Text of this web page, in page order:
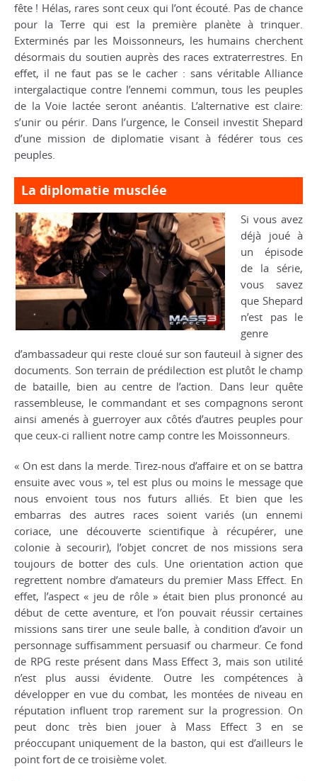
fête ! Hélas, rares sont ceux qui l’ont écouté. Pas de chance
pour la Terre qui est la première planète à trinquer.
Exterminés par les Moissonneurs, les humains cherchent
désormais du soutien auprès des races extraterrestres. En
effet, il ne faut pas se le cacher : sans véritable Alliance
intergalactique contre l’ennemi commun, tous les peuples
de la Voie lactée seront anéantis. L’alternative est claire:
s’unir ou périr. Dans l’urgence, le Conseil investit Shepard
d’une mission de diplomatie visant à fédérer tous ces
peuples.
La diplomatie musclée
Si vous avez
déjà joué à
un épisode
de la série,
vous savez
que Shepard
n’est pas le
genre
d’ambassadeur qui reste cloué sur son fauteuil à signer des
documents. Son terrain de prédilection est plutôt le champ
de bataille, bien au centre de l’action. Dans leur quête
rassembleuse, le commandant et ses compagnons seront
ainsi amenés à guerroyer aux côtés d’autres peuples pour
que ceux-ci rallient notre camp contre les Moissonneurs.
« On est dans la merde. Tirez-nous d’affaire et on se battra
ensuite avec vous », tel est plus ou moins le message que
nous envoient tous nos futurs alliés. Et bien que les
embarras des autres races soient variés (un ennemi
coriace, une découverte scientifique à récupérer, une
colonie à secourir), l’objet concret de nos missions sera
toujours de botter des culs. Une orientation action que
regrettent nombre d’amateurs du premier Mass Effect. En
effet, l’aspect « jeu de rôle » était bien plus prononcé au
début de cette aventure, et l’on pouvait réussir certaines
missions sans tirer une seule balle, à condition d’avoir un
personnage suffisamment persuasif ou charmeur. Ce fond
de RPG reste présent dans Mass Effect 3, mais son utilité
n’est plus aussi évidente. Outre les compétences à
développer en vue du combat, les montées de niveau en
réputation influent trop rarement sur la progression. On
peut donc très bien jouer à Mass Effect 3 en se
préoccupant uniquement de la baston, qui est d’ailleurs le
point fort de ce troisième volet.